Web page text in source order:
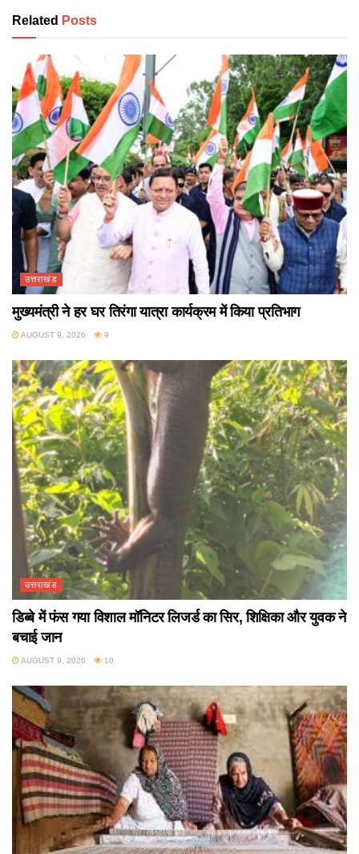
Related Posts
उत्तराखंड
मुख्यमंत्री ने हर घर तिरंगा यात्रा कार्यक्रम में किया प्रतिभाग
AUGUST 9, 2026 9
उत्तराखंड
डिब्बे में फंस गया विशाल मॉनिटर लिजर्ड का सिर, शिक्षिका और युवक ने
बचाई जान
AUGUST 9, 2026 10